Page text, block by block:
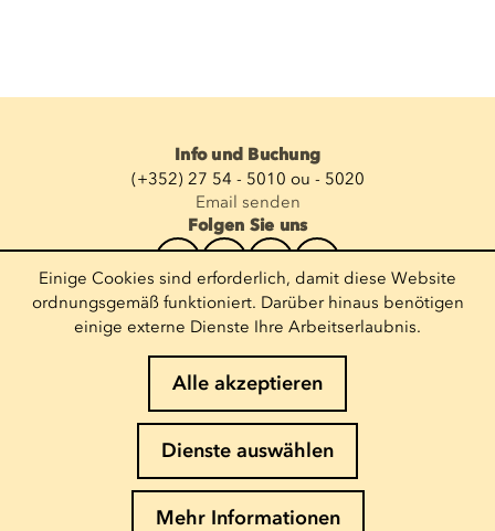
Info und Buchung
(+352) 27 54 - 5010 ou - 5020
Email senden
Folgen Sie uns
Newsletter abonnieren
E-Mail eingeben
Cookies-Richtlinie
Datenschutz
Einige Cookies sind erforderlich, damit diese Website
ordnungsgemäß funktioniert. Darüber hinaus benötigen
einige externe Dienste Ihre Arbeitserlaubnis.
Alle akzeptieren
Dienste auswählen
Mehr Informationen